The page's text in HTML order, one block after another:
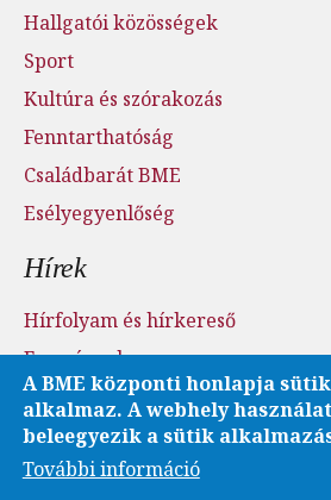
Hallgatói közösségek
Sport
Kultúra és szórakozás
Fenntarthatóság
Családbarát BME
Esélyegyenlőség
Hírek
Hírfolyam és hírkereső
Események
Sajtószoba - sajtófigyelés
Karrier és pályázatok
Fotó- és videótár
A BME központi honlapja
alkalmaz. A webhely
beleegyezik a sütik
További információ